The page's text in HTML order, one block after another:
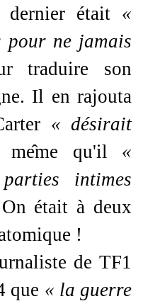
dernier était «
pour ne jamais
traduire son
Il en rajouta
« désirait
meme qu'il «
intimes
était à deux
!
de TF1
que « la guerre